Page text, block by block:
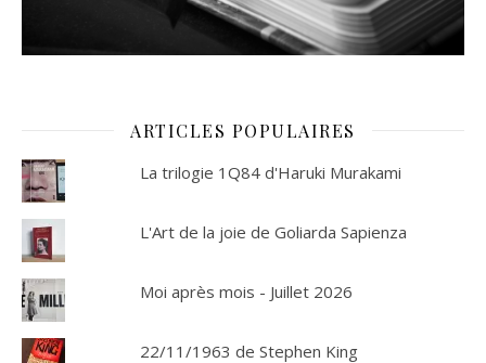
ARTICLES POPULAIRES
La trilogie 1Q84 d'Haruki Murakami
L'Art de la joie de Goliarda Sapienza
Moi après mois - Juillet 2026
22/11/1963 de Stephen King